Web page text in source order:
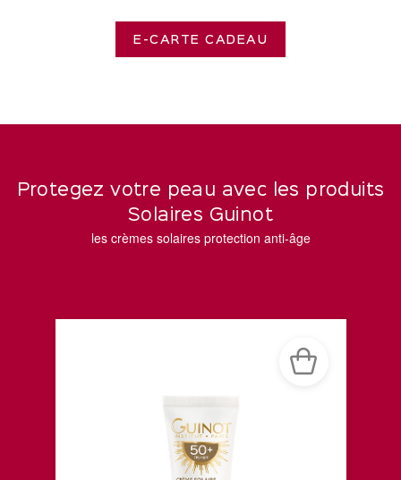
E-CARTE CADEAU
Protegez votre peau avec les produits
Solaires Guinot
les crèmes solaires protection anti-âge